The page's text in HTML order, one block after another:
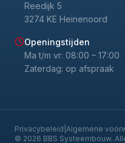
Reedijk 5
3274 KE Heinenoord
Openingstijden
Ma t/m vr: 08:00 – 17:00
Zaterdag: op afspraak
Privacybeleid Algemene
© 2026 BBS Systeembouw.